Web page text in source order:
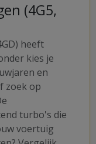
(4G5,
heeft
kies je
en
zoek op
turbo's die
voertuig